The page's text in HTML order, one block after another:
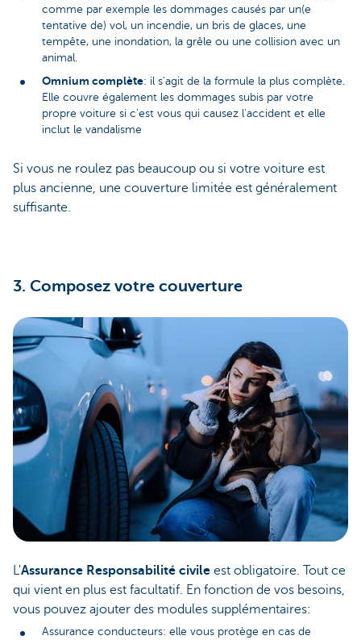
comme par exemple les dommages causés par un(e
tentative de) vol, un incendie, un bris de glaces, une
tempête, une inondation, la grêle ou une collision avec un
animal.
Omnium complète: il s'agit de la formule la plus complète.
Elle couvre également les dommages subis par votre
propre voiture si c'est vous qui causez l'accident et elle
inclut le vandalisme
Si vous ne roulez pas beaucoup ou si votre voiture est
plus ancienne, une couverture limitée est généralement
suffisante.
3. Composez votre couverture
L'Assurance Responsabilité civile est obligatoire. Tout ce
qui vient en plus est facultatif. En fonction de vos besoins,
vous pouvez ajouter des modules supplémentaires:
Assurance conducteurs: elle vous protège en cas de